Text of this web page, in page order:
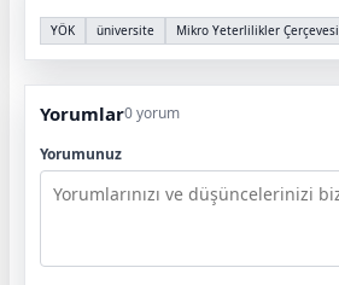
YÖK üniversite Mikro Yeterlilikler Çerçevesi
Yorumlar0 yorum
Yorumunuz